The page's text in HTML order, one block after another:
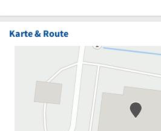
Karte & Route